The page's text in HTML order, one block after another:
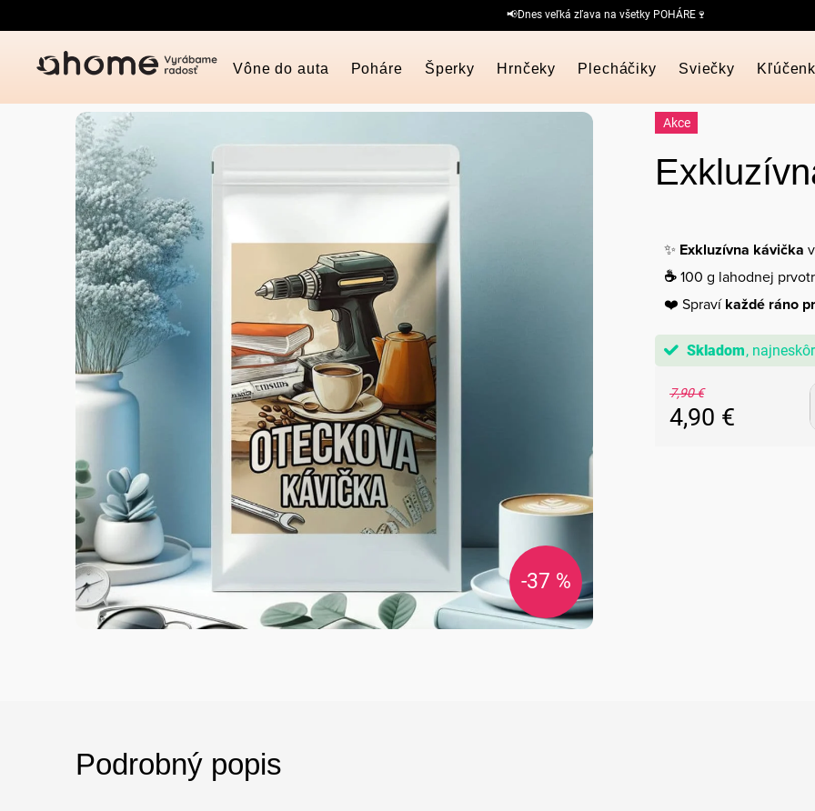
na
📢Dnes veľká zľava na všetky POHÁRE🍷
Vône do auta Poháre Šperky Hrnčeky Plecháčiky Sviečky
-37 %
Akce
✨ Exkluzívna kávička
☕100 g lahodnej
❤️ Spravíkaždé ráno
Skladom
7,90 €
4,90 €
Podrobný popis